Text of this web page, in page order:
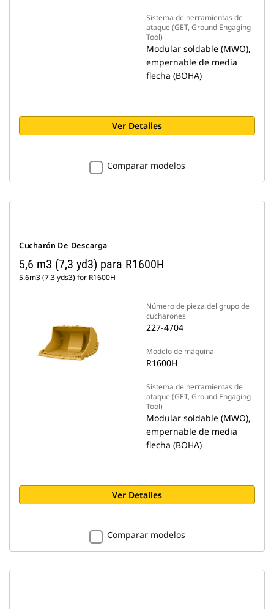
Sistema de herramientas de
ataque (GET, Ground Engaging
Tool)
Modular soldable (MWO),
empernable de media
flecha (BOHA)
Ver Detalles
Comparar modelos
Cucharón De Descarga
5,6 m3 (7,3 yd3) para R1600H
5.6m3 (7.3 yds3) for R1600H
Número de pieza del grupo de
cucharones
227-4704
Modelo de máquina
R1600H
Sistema de herramientas de
ataque (GET, Ground Engaging
Tool)
Modular soldable (MWO),
empernable de media
flecha (BOHA)
Ver Detalles
Comparar modelos